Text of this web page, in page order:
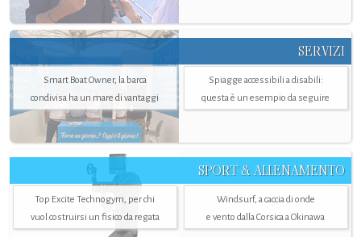
SERVIZI
Smart Boat Owner, la barca
condivisa ha un mare di vantaggi
Spiagge accessibili a disabili:
questa è un esempio da seguire
SPORT & ALLENAMENTO
Top Excite Technogym, per chi
vuol costruirsi un fisico da regata
Windsurf, a caccia di onde
e vento dalla Corsica a Okinawa